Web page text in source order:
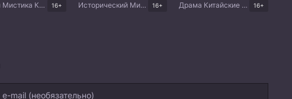
Ужасы Мистика Корейские дорамы 16+ Исторический Мистика Триллер Китайские дорамы 16+ Драма Китайские дорамы 16+